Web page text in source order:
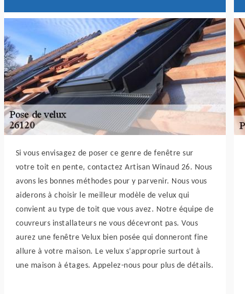
Si vous envisagez de poser ce genre de fenêtre sur
votre toit en pente, contactez Artisan Winaud 26. Nous
avons les bonnes méthodes pour y parvenir. Nous vous
aiderons à choisir le meilleur modèle de velux qui
convient au type de toit que vous avez. Notre équipe de
couvreurs installateurs ne vous décevront pas. Vous
aurez une fenêtre Velux bien posée qui donneront fine
allure à votre maison. Le velux s’approprie surtout à
une maison à étages. Appelez-nous pour plus de détails.